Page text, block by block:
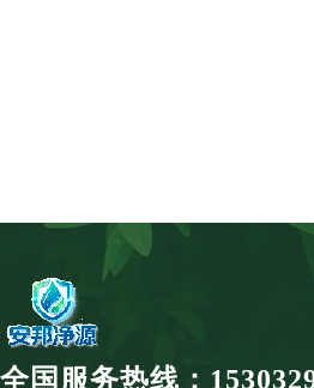
全国服务热线：